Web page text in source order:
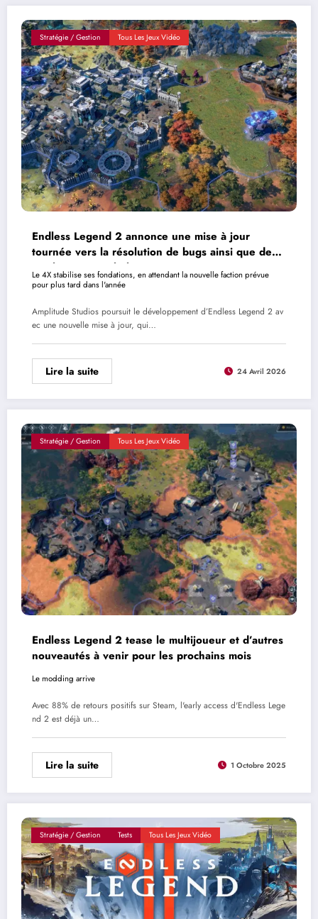
Stratégie / Gestion Tous Les Jeux Vidéo
Endless Legend 2 annonce une mise à jour
tournée vers la résolution de bugs ainsi que des
améliorations subtiles mais nécessaires
Le 4X stabilise ses fondations, en attendant la nouvelle faction prévue
pour plus tard dans l'année
Amplitude Studios poursuit le développement d’Endless Legend 2 av
ec une nouvelle mise à jour, qui…
Lire la suite 24 Avril 2026
Stratégie / Gestion Tous Les Jeux Vidéo
Endless Legend 2 tease le multijoueur et d’autres
nouveautés à venir pour les prochains mois
Le modding arrive
Avec 88% de retours positifs sur Steam, l'early access d'Endless Lege
nd 2 est déjà un…
Lire la suite 1 Octobre 2025
Stratégie / Gestion Tests Tous Les Jeux Vidéo